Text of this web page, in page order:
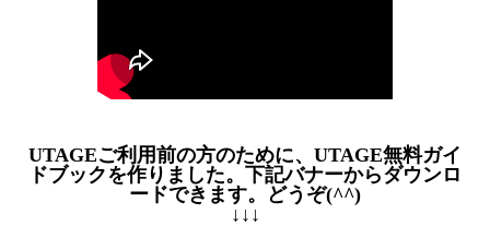
UTAGEご利用前の方のために、UTAGE無料ガイ
ドブックを作りました。下記バナーからダウンロ
ードできます。どうぞ(^^)
↓↓↓